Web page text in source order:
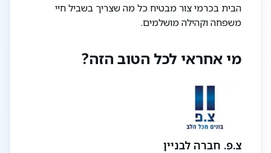
הבית בכרמי צור מבטיח כל מה שצריך בשביל חיי
משפחה וקהילה מושלמים.
מי אחראי לכל הטוב הזה?
צ.פ. חברה לבניין